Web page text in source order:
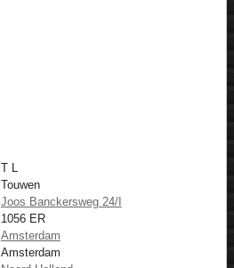
T L
Touwen
Joos Banckersweg 24/I
1056 ER
Amsterdam
Amsterdam